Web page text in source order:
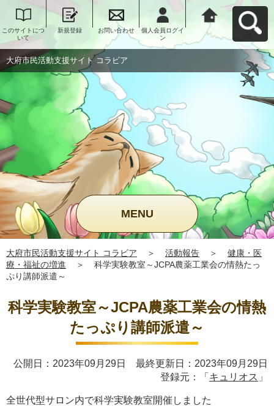
このサイトにつ
いて
新規登録 お問い合わせ
個人会員ログイ
ン
大府市民活動支
援サイト コラビ
アへ戻る
大府市民活動支援サイト コラビア
MENU
大府市民活動支援サイト コラビア ＞ 活動報告 ＞
健康・医
療・福祉の増進
＞
科学実験教室～JCPA農薬工業会の情熱たっ
ぷり講師派遣～
科学実験教室～JCPA農薬工業会の情熱
たっぷり講師派遣～
公開日：2023年09月29日 最終更新日：2023年09月29日
登録元：「 キュリオス 」
全世代型サロン内で科学実験教室開催しました